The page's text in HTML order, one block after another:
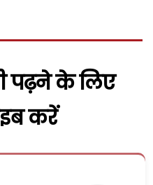
पढ़ने के लिए
करें